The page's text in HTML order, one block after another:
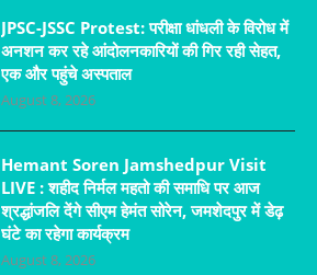
JPSC-JSSC Protest: परीक्षा धांधली के विरोध में
अनशन कर रहे आंदोलनकारियों की गिर रही सेहत,
एक और पहुंचे अस्पताल
August 8, 2026
Hemant Soren Jamshedpur Visit
LIVE : शहीद निर्मल महतो की समाधि पर आज
श्रद्धांजलि देंगे सीएम हेमंत सोरेन, जमशेदपुर में डेढ़
घंटे का रहेगा कार्यक्रम
August 8, 2026